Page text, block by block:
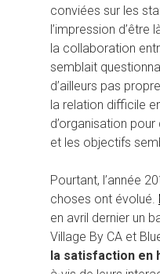
conviées sur les
l’impression d’être
la collaboration
semblait
d’ailleurs pas
la relation difficile
d’organisation pour
et les objectifs
Pourtant, l’année
choses ont évolué.
en avril dernier un
Village By CA et
la satisfaction en